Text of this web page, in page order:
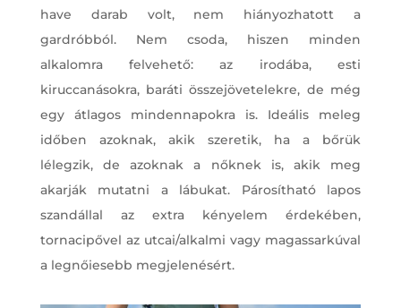
have darab volt, nem hiányozhatott a
gardróbból. Nem csoda, hiszen minden
alkalomra felvehető: az irodába, esti
kiruccanásokra, baráti összejövetelekre, de még
egy átlagos mindennapokra is. Ideális meleg
időben azoknak, akik szeretik, ha a bőrük
lélegzik, de azoknak a nőknek is, akik meg
akarják mutatni a lábukat. Párosítható lapos
szandállal az extra kényelem érdekében,
tornacipővel az utcai/alkalmi vagy magassarkúval
a legnőiesebb megjelenésért.